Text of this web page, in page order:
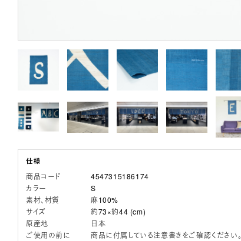
商品コード
4547315186174
カラー
S
素材、材質
麻100%
サイズ
約73×約44 (cm)
原産地
日本
ご使用の前に
商品に付属している注意書きをご確認ください。